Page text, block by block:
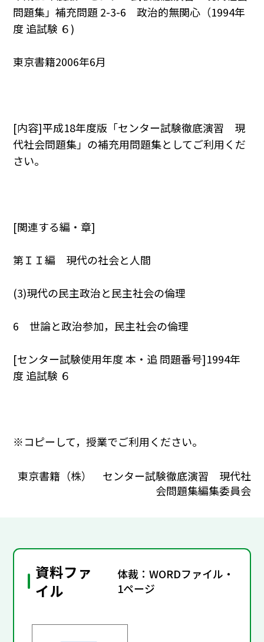
問題集」補充問題 2-3-6 政治的無関心（1994年
度 追試験 ６)
東京書籍2006年6月
[内容]平成18年度版「センター試験徹底演習 現
代社会問題集」の補充用問題集としてご利用くだ
さい。
[関連する編・章]
第ＩＩ編 現代の社会と人間
(3)現代の民主政治と民主社会の倫理
6 世論と政治参加，民主社会の倫理
[センター試験使用年度 本・追 問題番号]1994年
度 追試験 ６
※コピーして，授業でご利用ください。
東京書籍（株） センター試験徹底演習 現代社
会問題集編集委員会
資料ファ
イル
体裁：WORDファイル・
1ページ